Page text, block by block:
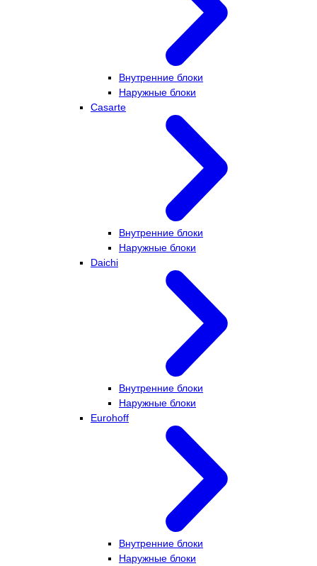
Внутренние блоки
Наружные блоки
Casarte
Внутренние блоки
Наружные блоки
Daichi
Внутренние блоки
Наружные блоки
Eurohoff
Внутренние блоки
Наружные блоки